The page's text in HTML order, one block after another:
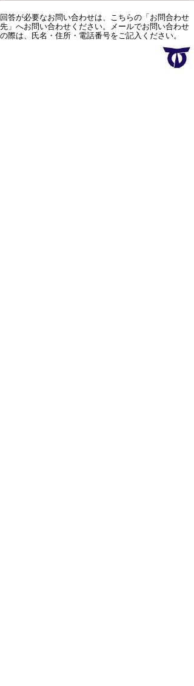
回答が必要なお問い合わせは、こちらの「お問合わせ
先」へお問い合わせください。メールでお問い合わせ
の際は、氏名・住所・電話番号をご記入ください。